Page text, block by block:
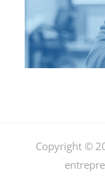
Copyright ©